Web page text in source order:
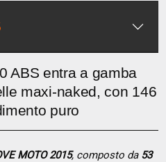
ABS entra a gamba
maxi-naked, con 146
puro
MOTO 2015, composto da 53